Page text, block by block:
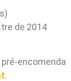
de 2014
encomenda
.